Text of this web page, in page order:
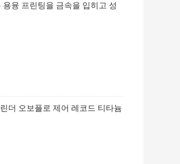
융 프린팅을 금속을 입히고 성
더 오보플로 제어 레코드 티타늄